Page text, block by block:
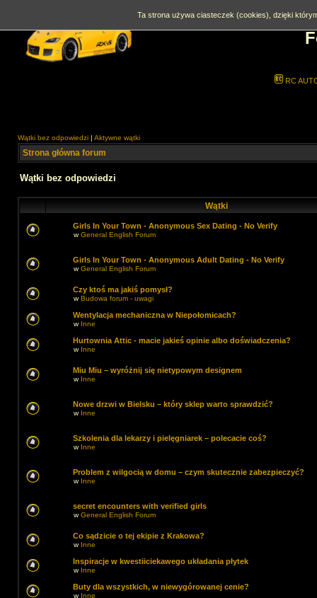
RC
Wątki bez odpowiedzi | Aktywne wątki
Strona główna forum
Wątki bez odpowiedzi
Wątki
Girls In Your Town - Anonymous Sex Dating - No Verify
wGeneral English Forum
Girls In Your Town - Anonymous Adult Dating - No Verify
wGeneral English Forum
Czy ktoś ma jakiś pomysł?
wBudowa forum - uwagi
Wentylacja mechaniczna w Niepołomicach?
w Inne
Hurtownia Attic - macie jakieś opinie albo doświadczenia?
w Inne
Miu Miu – wyróżnij się nietypowym designem
w Inne
Nowe drzwi w Bielsku – który sklep warto sprawdzić?
w Inne
Szkolenia dla lekarzy i pielęgniarek – polecacie coś?
w Inne
Problem z wilgocią w domu – czym skutecznie zabezpieczyć?
w Inne
secret encounters with verified girls
wGeneral English Forum
Co sądzicie o tej ekipie z Krakowa?
w Inne
Inspiracje w kwestiiciekawego układania płytek
w Inne
Buty dla wszystkich, w niewygórowanej cenie?
w Inne
Ta strona używa ciasteczek (cookies), dzięki